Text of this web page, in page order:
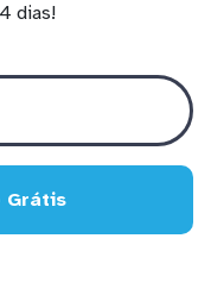
dias!
Grátis